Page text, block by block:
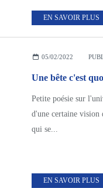
EN SAVOIR PLUS
05/02/2022
Une bête c'est
Petite poésie sur
d'une certaine vision
qui se...
EN SAVOIR PLUS